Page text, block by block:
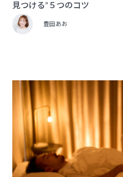
見つける”５つのコツ
豊田あお